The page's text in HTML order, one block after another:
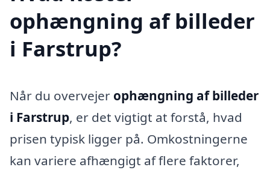
ophængning af billeder
i Farstrup?
Når du overvejer ophængning af billeder
i Farstrup, er det vigtigt at forstå, hvad
prisen typisk ligger på. Omkostningerne
kan variere afhængigt af flere faktorer,